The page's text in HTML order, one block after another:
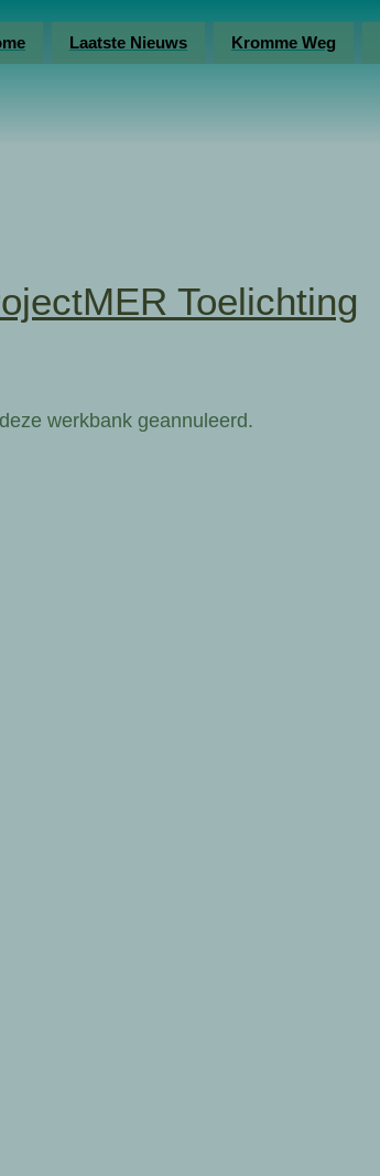
Laatste Nieuws Kromme Weg
Toelichting
werkbank geannuleerd.